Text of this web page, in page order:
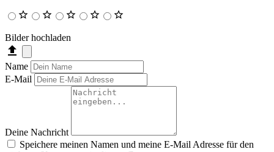
Bilder hochladen
Name
E-Mail
Deine Nachricht
Speichere meinen Namen und meine E-Mail Adresse für den